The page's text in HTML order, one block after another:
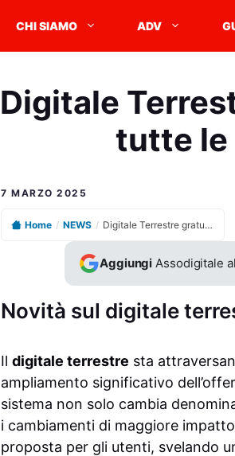
CHI SIAMO ADV
Digitale
tutte le
7 MARZO 2025
Home / NEWS / Digitale Terrestre gratuito stasera: scopri tutte le novità sulla tua TV
Aggiungi Assodigitale
Novità sul digitale
Il digitale terrestre sta
ampliamento significativo
sistema non solo cambia
i cambiamenti di maggiore
proposta per gli utenti, svelando